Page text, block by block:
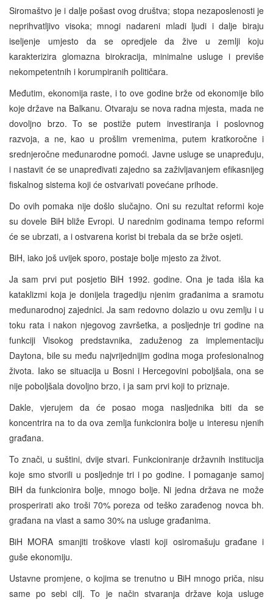
Siromaštvo je i dalje pošast ovog društva; stopa nezaposlenosti je
neprihvatljivo visoka; mnogi nadareni mladi ljudi i dalje biraju
iseljenje umjesto da se opredjele da žive u zemlji koju
karakterizira glomazna birokracija, minimalne usluge i previše
nekompetentnih i korumpiranih političara.
Međutim, ekonomija raste, i to ove godine brže od ekonomije bilo
koje države na Balkanu. Otvaraju se nova radna mjesta, mada ne
dovoljno brzo. To se postiže putem investiranja i poslovnog
razvoja, a ne, kao u prošlim vremenima, putem kratkoročne i
srednjeročne međunarodne pomoći. Javne usluge se unapređuju,
i nastavit će se unapređivati zajedno sa zaživljavanjem efikasnijeg
fiskalnog sistema koji će ostvarivati povećane prihode.
Do ovih pomaka nije došlo slučajno. Oni su rezultat reformi koje
su dovele BiH bliže Evropi. U narednim godinama tempo reformi
će se ubrzati, a i ostvarena korist bi trebala da se brže osjeti.
BiH, iako još uvijek sporo, postaje bolje mjesto za život.
Ja sam prvi put posjetio BiH 1992. godine. Ona je tada išla ka
kataklizmi koja je donijela tragediju njenim građanima a sramotu
međunarodnoj zajednici. Ja sam redovno dolazio u ovu zemlju i u
toku rata i nakon njegovog završetka, a posljednje tri godine na
funkciji Visokog predstavnika, zaduženog za implementaciju
Daytona, bile su među najvrijednijim godina moga profesionalnog
života. Iako se situacija u Bosni i Hercegovini poboljšala, ona se
nije poboljšala dovoljno brzo, i ja sam prvi koji to priznaje.
Dakle, vjerujem da će posao moga nasljednika biti da se
koncentrira na to da ova zemlja funkcionira bolje u interesu njenih
građana.
To znači, u suštini, dvije stvari. Funkcioniranje državnih institucija
koje smo stvorili u posljednje tri i po godine. I pomaganje samoj
BiH da funkcionira bolje, mnogo bolje. Ni jedna država ne može
prosperirati ako troši 70% poreza od teško zarađenog novca bh.
građana na vlast a samo 30% na usluge građanima.
BiH MORA smanjiti troškove vlasti koji osiromašuju građane i
guše ekonomiju.
Ustavne promjene, o kojima se trenutno u BiH mnogo priča, nisu
same po sebi cilj. To je način stvaranja države koja usluge